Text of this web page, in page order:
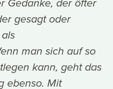
Gedanke, der öfter
gesagt oder
man sich auf so
kann, geht das
ebenso. Mit